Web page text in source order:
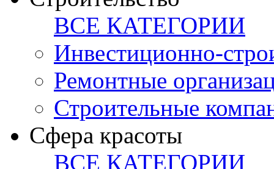
ВСЕ КАТЕГОРИИ
Инвестиционно-
Ремонтные
Строительные
Сфера красоты
ВСЕ КАТЕГОРИИ